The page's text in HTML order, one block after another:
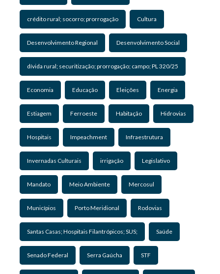
crédito rural; socorro; prorrogação Cultura
Desenvolvimento Regional Desenvolvimento Social
dívida rural; securitização; prorrogação; campo; PL 320/25
Economia Educação Eleições Energia
Estiagem Ferroeste Habitação Hidrovias
Hospitais Impeachment Infraestrutura
Invernadas Culturais irrigação Legislativo
Mandato Meio Ambiente Mercosul
Municípios Porto Meridional Rodovias
Santas Casas; Hospitais Filantrópicos; SUS; Saúde
Senado Federal Serra Gaúcha STF